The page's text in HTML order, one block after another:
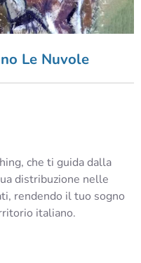
Le Nuvole
che ti guida dalla
distribuzione nelle
rendendo il tuo sogno
italiano.